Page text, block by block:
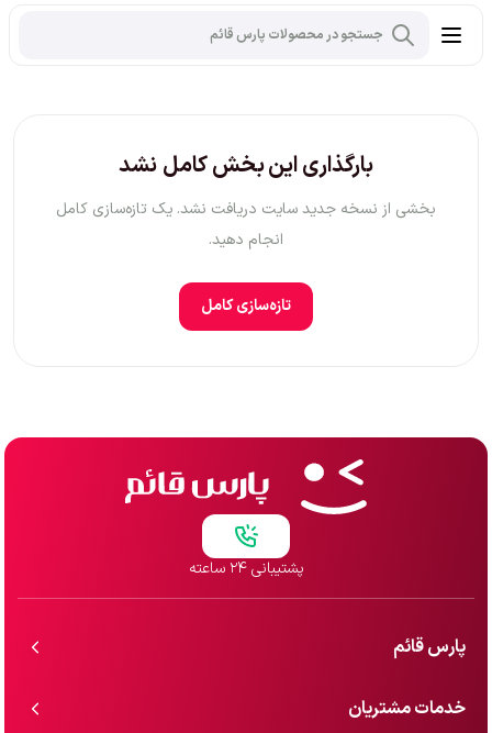
بارگذاری این بخش کامل نشد
بخشی از نسخه جدید سایت دریافت نشد. یک تازه‌سازی کامل
انجام دهید.
تازه‌سازی کامل
پشتیبانی ۲۴ ساعته
پارس قائم
خدمات مشتریان